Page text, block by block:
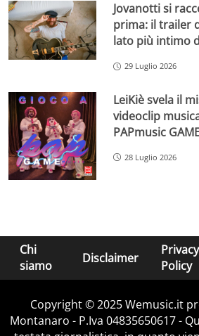
Jovanotti si
prima: il trailer
lato più intimo
29 Luglio 2026
LeiKiè svela il
videoclip
PAPmusic
28 Luglio 2026
Chi
siamo
Disclaimer
Privacy
Policy
Copyright © 2025 Wemusic.it
Montanaro - P.Iva 04835650617 -